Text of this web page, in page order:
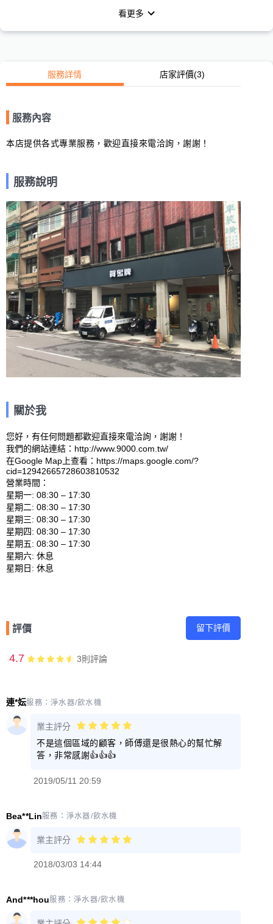
看更多
服務詳情 店家評價(3)
服務內容
本店提供各式專業服務，歡迎直接來電洽詢，謝謝！
服務說明
關於我
您好，有任何問題都歡迎直接來電洽詢，謝謝！
我們的網站連結：http://www.9000.com.tw/
在Google Map上查看：https://maps.google.com/?
cid=12942665728603810532
營業時間：
星期一: 08:30 – 17:30
星期二: 08:30 – 17:30
星期三: 08:30 – 17:30
星期四: 08:30 – 17:30
星期五: 08:30 – 17:30
星期六: 休息
評價 留下評價
4.7 3則評論
連*妘服務：淨水器/飲水機
業主評分
不是這個區域的顧客，師傅還是很熱心的幫忙解
答，非常感謝👍👍👍
2019/05/11 20:59
Bea**Lin服務： 淨水器/飲水機
業主評分
2018/03/03 14:44
And***hou服務：淨水器/飲水機